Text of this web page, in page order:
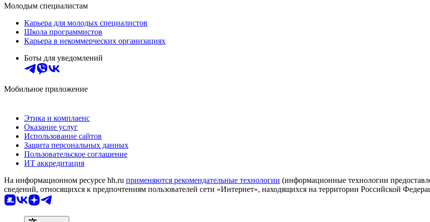
Молодым специалистам
Карьера для молодых специалистов
Школа программистов
Карьера в некоммерческих организациях
Боты для уведомлений
Мобильное приложение
Этика и комплаенс
Оказание услуг
Использование сайтов
Защита персональных данных
Пользовательское соглашение
ИТ аккредитация
На информационном ресурсе hh.ru применяются рекомендательные технологии (информационные технологии
сведений, относящихся к предпочтениям пользователей сети «Интернет», находящихся на территории Российской